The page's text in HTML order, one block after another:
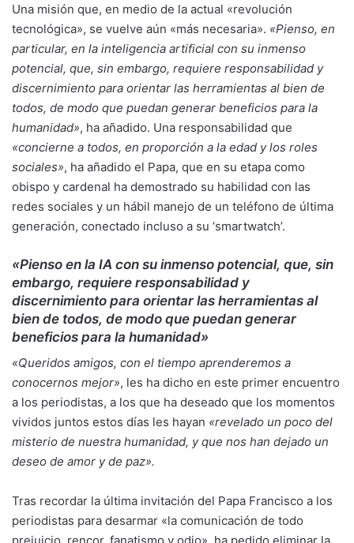
Una misión que, en medio de la actual «revolución
tecnológica», se vuelve aún «más necesaria». «Pienso, en
particular, en la inteligencia artificial con su inmenso
potencial, que, sin embargo, requiere responsabilidad y
discernimiento para orientar las herramientas al bien de
todos, de modo que puedan generar beneficios para la
humanidad», ha añadido. Una responsabilidad que
«concierne a todos, en proporción a la edad y los roles
sociales», ha añadido el Papa, que en su etapa como
obispo y cardenal ha demostrado su habilidad con las
redes sociales y un hábil manejo de un teléfono de última
generación, conectado incluso a su ‘smartwatch’.
«Pienso en la IA con su inmenso potencial, que, sin
embargo, requiere responsabilidad y
discernimiento para orientar las herramientas al
bien de todos, de modo que puedan generar
beneficios para la humanidad»
«Queridos amigos, con el tiempo aprenderemos a
conocernos mejor», les ha dicho en este primer encuentro
a los periodistas, a los que ha deseado que los momentos
vividos juntos estos días les hayan «revelado un poco del
misterio de nuestra humanidad, y que nos han dejado un
deseo de amor y de paz».
Tras recordar la última invitación del Papa Francisco a los
periodistas para desarmar «la comunicación de todo